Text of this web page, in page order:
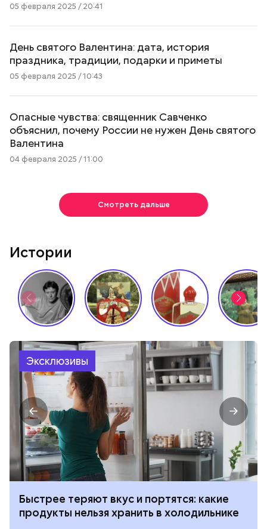
05 февраля 2025 / 20:41
День святого Валентина: дата, история
праздника, традиции, подарки и приметы
05 февраля 2025 / 10:43
Опасные чувства: священник Савченко
объяснил, почему России не нужен День святого
Валентина
04 февраля 2025 / 11:00
Смотреть дальше
Истории
Эксклюзивы
Быстрее теряют вкус и портятся: какие
продукты нельзя хранить в холодильнике